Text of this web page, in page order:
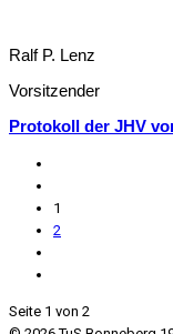
Ralf P. Lenz
Vorsitzender
Protokoll der JHV
1
2
Seite 1 von 2